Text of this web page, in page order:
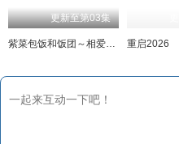
更新至第03集
紫菜包饭和饭团～相爱的两个人相似又不一样～ 重启2026